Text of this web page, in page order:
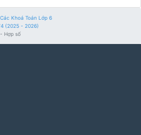
Các Khoá Toán Lớp 6
(2025 - 2026)
Hợp số